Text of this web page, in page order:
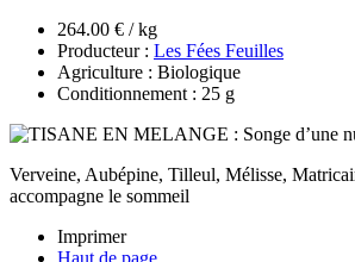
264.00 € / kg
Producteur : Les Fées Feuilles
Agriculture : Biologique
Conditionnement : 25 g
Verveine, Aubépine, Tilleul, Mélisse,
accompagne le sommeil
Imprimer
Haut de page